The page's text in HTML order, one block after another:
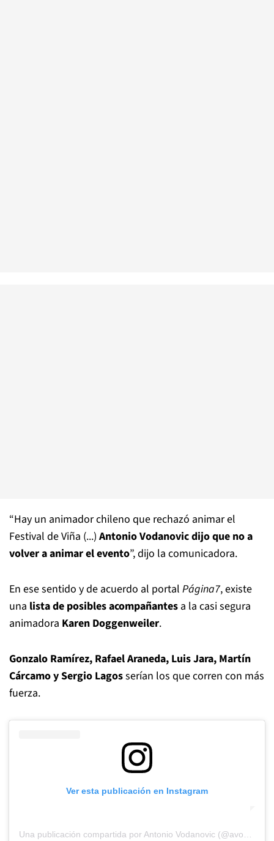
“Hay un animador chileno que rechazó animar el
Festival de Viña (...) Antonio Vodanovic dijo que no a
volver a animar el evento”, dijo la comunicadora.
En ese sentido y de acuerdo al portal Página7, existe
una lista de posibles acompañantes a la casi segura
animadora Karen Doggenweiler.
Gonzalo Ramírez, Rafael Araneda, Luis Jara, Martín
Cárcamo y Sergio Lagosserían los que corren con más
fuerza.
Ver esta publicación en Instagram